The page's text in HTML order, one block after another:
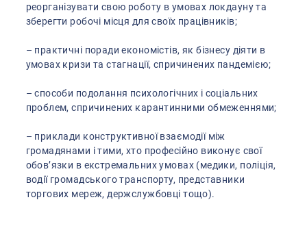
реорганізувати свою роботу в умовах локдауну та
зберегти робочі місця для своїх працівників;
– практичні поради економістів, як бізнесу діяти в
умовах кризи та стагнації, спричинених пандемією;
– способи подолання психологічних і соціальних
проблем, спричинених карантинними обмеженнями;
– приклади конструктивної взаємодії між
громадянами і тими, хто професійно виконує свої
обов’язки в екстремальних умовах (медики, поліція,
водії громадського транспорту, представники
торгових мереж, держслужбовці тощо).